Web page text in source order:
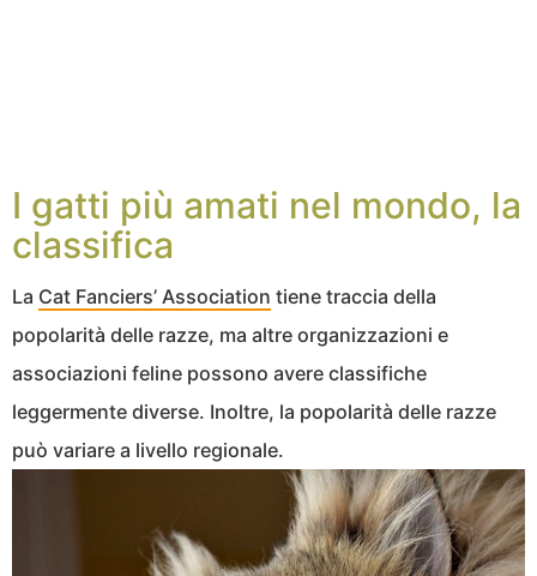
I gatti più amati nel mondo, la
classifica
La Cat Fanciers’ Association tiene traccia della
popolarità delle razze, ma altre organizzazioni e
associazioni feline possono avere classifiche
leggermente diverse. Inoltre, la popolarità delle razze
può variare a livello regionale.